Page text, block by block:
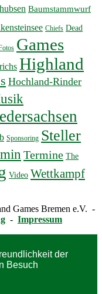
Baumstammwurf
Chiefs Dead
Games
Highland
Hochland-Rinder
Sponsoring Steller
Termine The
Video Wettkampf
Games Bremen e.V. -
- Impressum
der
Besuch